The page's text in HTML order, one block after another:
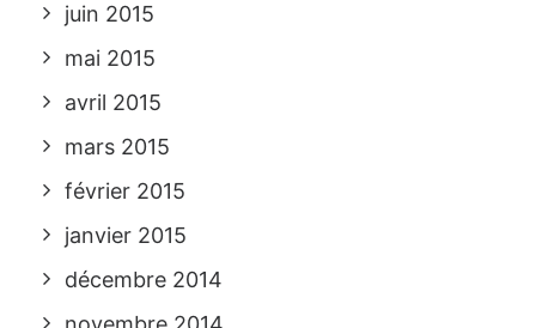
juin 2015
mai 2015
avril 2015
mars 2015
février 2015
janvier 2015
décembre 2014